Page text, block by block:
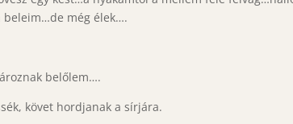
beleim…de még élek….
belőlem….
követ hordjanak a sírjára.